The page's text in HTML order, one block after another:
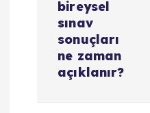
bireysel
sınav
sonuçları
ne zaman
açıklanır?